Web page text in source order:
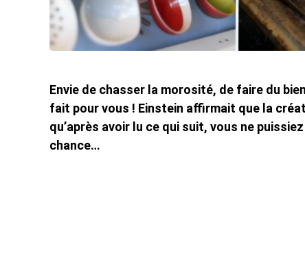
Envie de chasser la morosité, de faire du
fait pour vous ! Einstein affirmait que la
qu’après avoir lu ce qui suit, vous ne
chance…